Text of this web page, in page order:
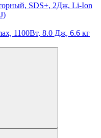
SDS+, 2Дж, Li-Ion